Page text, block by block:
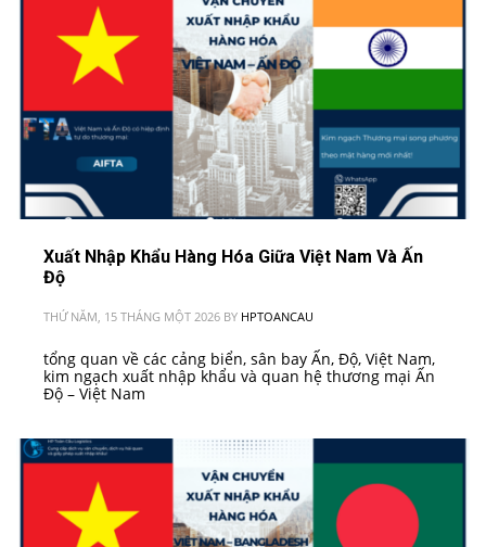
Xuất Nhập Khẩu Hàng Hóa Giữa Việt Nam Và Ấn
Độ
THỨ NĂM, 15 THÁNG MỘT 2026 BY HPTOANCAU
tổng quan về các cảng biển, sân bay Ấn, Độ, Việt Nam,
kim ngạch xuất nhập khẩu và quan hệ thương mại Ấn
Độ – Việt Nam
PUBLISHED IN VIỆT NAM - ẤN ĐỘ